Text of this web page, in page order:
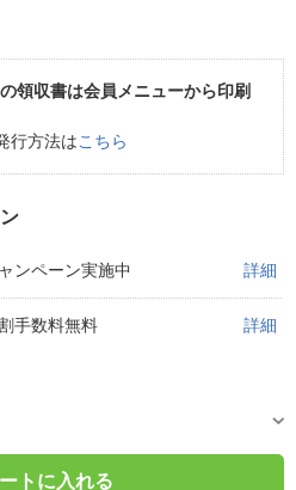
領収書は会員メニューから印刷
行方法はこちら
ンペーン実施中 詳細
手数料無料 詳細
トに入れる